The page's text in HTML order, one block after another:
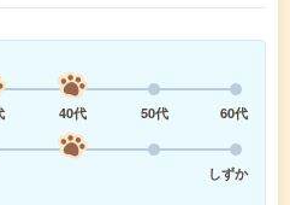
40代 50代
60代
しずか